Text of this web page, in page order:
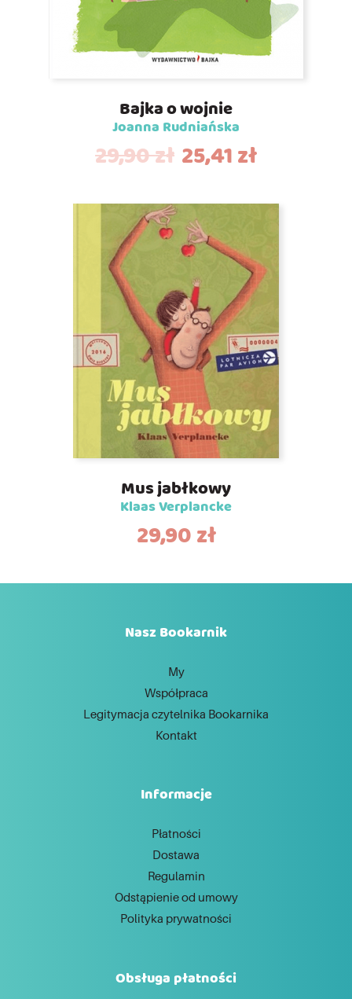
Bajka o wojnie
Joanna Rudniańska
29,90zł 25,41zł
Mus jabłkowy
Klaas Verplancke
29,90zł
Nasz Bookarnik
My
Współpraca
Legitymacja czytelnika Bookarnika
Kontakt
Informacje
Płatności
Dostawa
Regulamin
Odstąpienie od umowy
Polityka prywatności
Obsługa płatności